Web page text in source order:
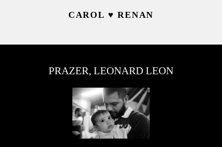
CAROL ♥ RENAN
PRAZER, LEONARD LEON